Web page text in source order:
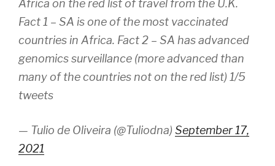
Africa on the red list of travel from the U.K.
Fact 1 – SA is one of the most vaccinated
countries in Africa. Fact 2 – SA has advanced
genomics surveillance (more advanced than
many of the countries not on the red list) 1/5
tweets
— Tulio de Oliveira (@Tuliodna) September 17,
2021